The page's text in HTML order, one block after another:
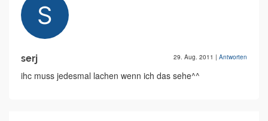
serj 29. Aug. 2011 | Antworten
ihc muss jedesmal lachen wenn ich das sehe^^